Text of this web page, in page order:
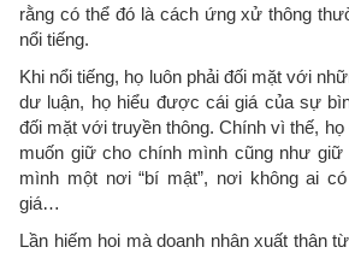
rằng có thể đó là cách ứng xử thông
nổi tiếng.
Khi nổi tiếng, họ luôn phải đối mặt với
dư luận, họ hiểu được cái giá của sự
đối mặt với truyền thông. Chính vì thế, họ
muốn giữ cho chính mình cũng như giữ
mình một nơi “bí mật”, nơi không ai
giá…
Lần hiếm hoi mà doanh nhân xuất thân